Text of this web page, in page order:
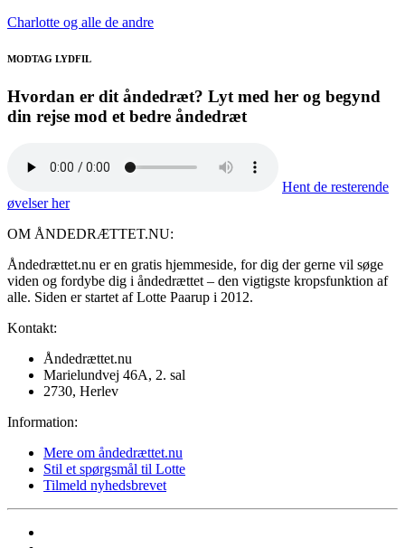
Charlotte og alle de andre
MODTAG LYDFIL
Hvordan er dit åndedræt? Lyt med her og begynd
din rejse mod et bedre åndedræt
Hent de resterende
øvelser her
OM ÅNDEDRÆTTET.NU:
Åndedrættet.nu er en gratis hjemmeside, for dig der gerne vil søge
viden og fordybe dig i åndedrættet – den vigtigste kropsfunktion af
alle. Siden er startet af Lotte Paarup i 2012.
Kontakt:
Åndedrættet.nu
Marielundvej 46A, 2. sal
2730, Herlev
Information:
Mere om åndedrættet.nu
Stil et spørgsmål til Lotte
Tilmeld nyhedsbrevet